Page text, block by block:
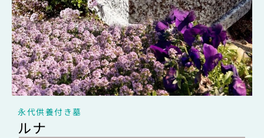
永代供養付き墓
ルナ